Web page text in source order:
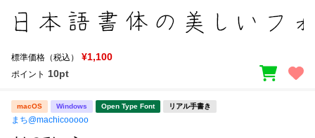
標準価格（税込） ¥1,100
ポイント 10pt
macOS Windows Open Type Font リアル手書き
まち@machicooooo